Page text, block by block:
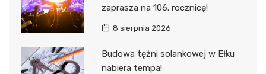
zaprasza na 106. rocznicę!
8 sierpnia 2026
Budowa tężni solankowej w Ełku
nabiera tempa!